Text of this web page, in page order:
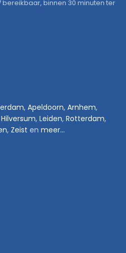
binnen 30 minuten ter
, Apeldoorn, Arnhem,
Hilversum, Leiden, Rotterdam,
, Zeist en meer...